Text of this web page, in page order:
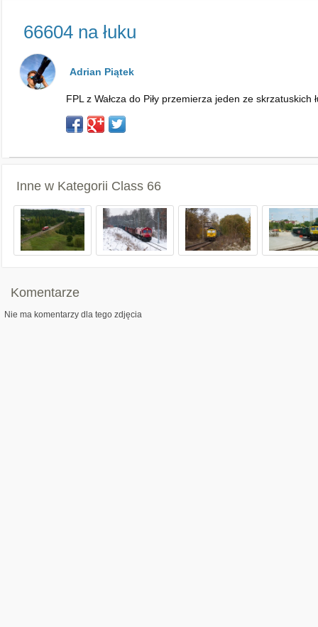
66604 na łuku
Adrian Piątek
FPL z Wałcza do Piły przemierza jeden ze skrzatuskich
Inne w Kategorii Class 66
Komentarze
Nie ma komentarzy dla tego zdjęcia